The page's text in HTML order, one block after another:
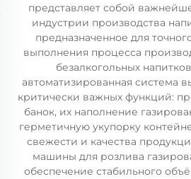
представляет собой
индустрии производства
предназначенное для
выполнения процесса
безалкогольных
автоматизированная система
критически важных функций:
банок, их наполнение
герметичную укупорку
свежести и качества
машины для розлива
обеспечение стабильного